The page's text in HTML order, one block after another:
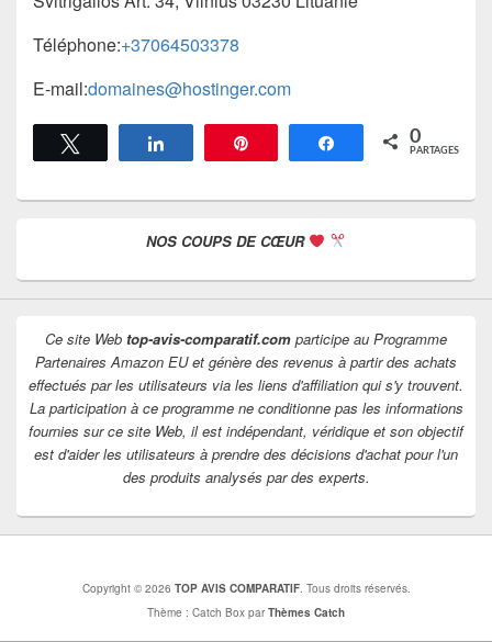
Téléphone:+37064503378
E-mail:domaines@hostinger.com
Partagez Partagez 0
PARTAGES
widget
pour
barre
latérale
NOS COUPS DE CŒUR
Ce site Web top-avis-comparatif.com participe au Programme
Partenaires Amazon EU et génère des revenus à partir des achats
effectués par les utilisateurs via les liens d'affiliation qui s'y trouvent.
La participation à ce programme ne conditionne pas les informations
fournies sur ce site Web, il est indépendant, véridique et son objectif
est d'aider les utilisateurs à prendre des décisions d'achat pour l'un
des produits analysés par des experts.
Copyright © 2026 TOP AVIS COMPARATIF. Tous droits réservés.
Thème : Catch Box parThèmes Catch